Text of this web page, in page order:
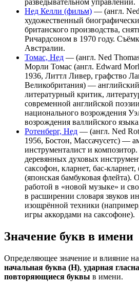
разведывательном управлении.
Нед Келли (фильм) — (англ.
художественный
британского производства,
Ричардсоном в 1970 году.
Австралии.
Томас, Нед — (англ. Ned
Морли Томас (англ. Edward
1936, Литтл Ливер, графство
Великобритания) —
литературный критик,
современной английской
национального возрождения
возрождения валлийского
Ротенберг, Нед — (англ. Ned
1956, Бостон, Массачусетс) —
инструменталист и
деревянных духовых
саксофон, кларнет, бас-
(японская бамбуковая флейта).
работой в «новой музыке» и
в расширении словаря звуков
изощрённой техники
игры аккордами на саксофоне).
Значение букв в имени
Определяющее значение и влияние
начальная буква (Н), ударная
повторяющиеся буквы в имени.